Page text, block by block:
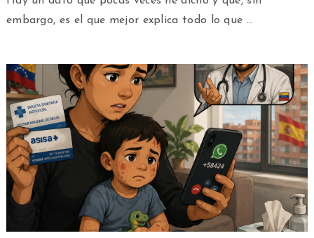
embargo, es el que mejor explica todo lo que …